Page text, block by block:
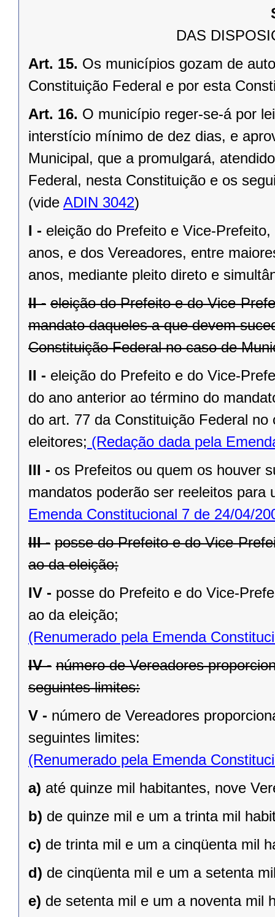
DAS
Art. 15. Os municípios gozam de
Constituição Federal e por esta
Art. 16. O município reger-se-á por
interstício mínimo de dez dias, e
Municipal, que a promulgará,
Federal, nesta Constituição e os
(vide ADIN 3042)
I - eleição do Prefeito e Vice-
anos, e dos Vereadores, entre
anos, mediante pleito direto e
II - eleição do Prefeito e do Vice-
mandato daqueles a que devem
Constituição Federal no caso de
II - eleição do Prefeito e do Vice-
do ano anterior ao término do
do art. 77 da Constituição Federal
eleitores; (Redação dada pela
III - os Prefeitos ou quem os houver
mandatos poderão ser reeleitos para
Emenda Constitucional 7 de 24/04/
III - posse do Prefeito e do Vice-
ao da eleição;
IV - posse do Prefeito e do Vice-
ao da eleição;
(Renumerado pela Emenda
IV - número de Vereadores
seguintes limites:
V - número de Vereadores
seguintes limites:
(Renumerado pela Emenda
a) até quinze mil habitantes, nove
b) de quinze mil e um a trinta mil
c) de trinta mil e um a cinqüenta mil
d) de cinqüenta mil e um a setenta
e) de setenta mil e um a noventa mil